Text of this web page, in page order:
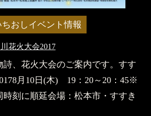
ちおしイベント情報
花火大会2017
詩、花火大会のご案内です。すす
月10日(木) 19：20～20：45※
刻に順延会場：松本市・すすき